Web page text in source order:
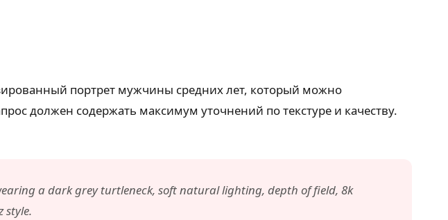
портрет мужчины средних лет, который можно
должен содержать максимум уточнений по текстуре и качеству.
a dark grey turtleneck, soft natural lighting, depth of field, 8k
style.